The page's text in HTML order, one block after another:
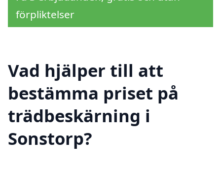
förpliktelser
Vad hjälper till att
bestämma priset på
trädbeskärning i
Sonstorp?